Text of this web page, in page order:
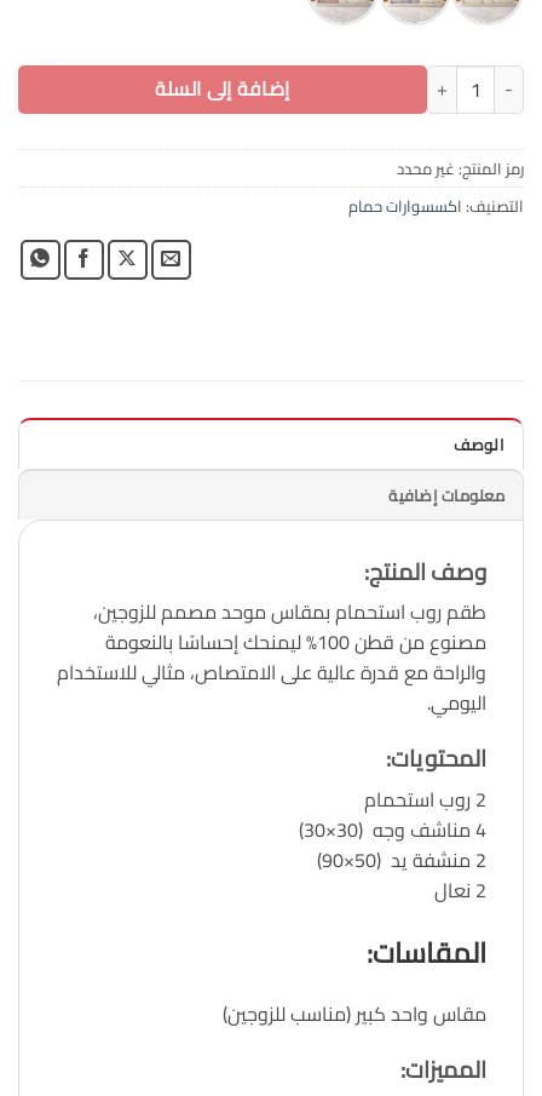
كمية طقم روب استحمام للزوجين 10 قطع قطن 100% مع مناشف وشباشب نعومة وفخامة إضافة إلى السلة
رمز المنتج: غير محدد
التصنيف: اكسسوارات حمام
الوصف
معلومات إضافية
وصف المنتج:
طقم روب استحمام بمقاس موحد مصمم للزوجين،
مصنوع من قطن 100% ليمنحك إحساسًا بالنعومة
والراحة مع قدرة عالية على الامتصاص، مثالي للاستخدام
اليومي.
المحتويات:
2 روب استحمام
4 مناشف وجه (30×30)
2 منشفة يد (50×90)
2 نعال
المقاسات:
مقاس واحد كبير (مناسب للزوجين)
المميزات: